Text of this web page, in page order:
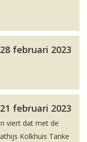
februari 2023
februari 2023
viert dat met de
Kolkhuis Tanke